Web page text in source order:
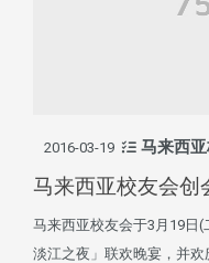
2016-03-19 马来西
马来西亚校友会创
马来西亚校友会于3月19日
淡江之夜」联欢晚宴，并